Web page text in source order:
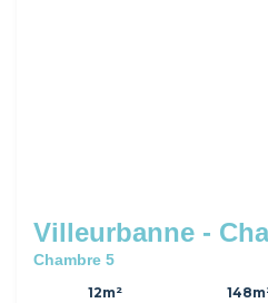
Villeurbanne -
Chambre 5
12m²